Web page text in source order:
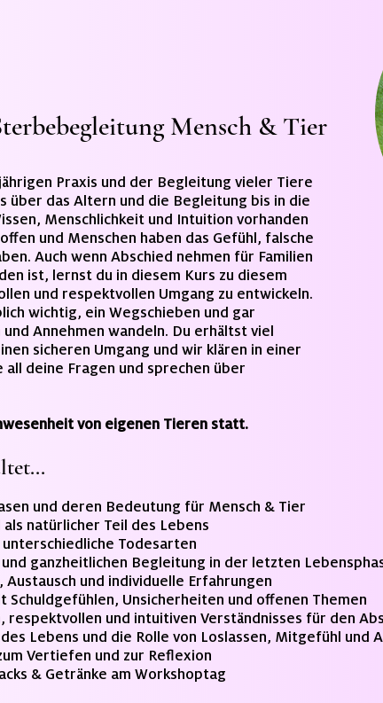
Mensch & Tier
Praxis und der Begleitung vieler Tiere
über das Altern und die Begleitung bis in die
Menschlichkeit und Intuition vorhanden
und Menschen haben das Gefühl, falsche
Auch wenn Abschied nehmen für Familien
ist, lernst du in diesem Kurs zu diesem
und respektvollen Umgang zu entwickeln.
wichtig, ein Wegschieben und gar
Annehmen wandeln. Du erhältst viel
sicheren Umgang und wir klären in einer
deine Fragen und sprechen über
von eigenen Tieren statt.
und deren Bedeutung für Mensch & Tier
natürlicher Teil des Lebens
Todesarten
ganzheitlichen Begleitung in der letzten
und individuelle Erfahrungen
Schuldgefühlen, Unsicherheiten und offenen Themen
respektvollen und intuitiven Verständnisses für den
Lebens und die Rolle von Loslassen, Mitgefühl und
Vertiefen und zur Reflexion
& Getränke am Workshoptag